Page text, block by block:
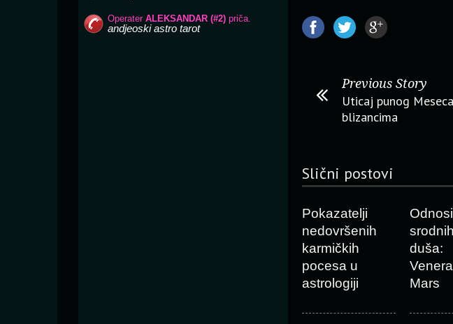
Previous Story
Uticaj punog
blizancima
Slični postovi
Pokazatelji
nedovršenih
karmičkih
pocesa u
astrologiji
Odnosi
srodnih
duša:
Mars